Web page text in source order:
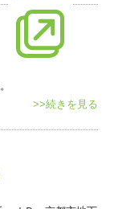
いています。
>>続きを見る